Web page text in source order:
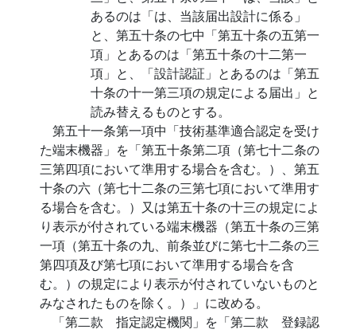
あるのは「は、当該届出設計に係る」
と、第五十条の七中「第五十条の五第一
項」とあるのは「第五十条の十二第一
項」と、「設計認証」とあるのは「第五
十条の十一第三項の規定による届出」と
読み替えるものとする。
第五十一条第一項中「技術基準適合認定を受け
た端末機器」を「第五十条第二項（第七十二条の
三第四項において準用する場合を含む。）、第五
十条の六（第七十二条の三第七項において準用す
る場合を含む。）又は第五十条の十三の規定によ
り表示が付されている端末機器（第五十条の三第
一項（第五十条の九、前条並びに第七十二条の三
第四項及び第七項において準用する場合を含
む。）の規定により表示が付されていないものと
みなされたものを除く。）」に改める。
「第二款 指定認定機関」を「第二款 登録認